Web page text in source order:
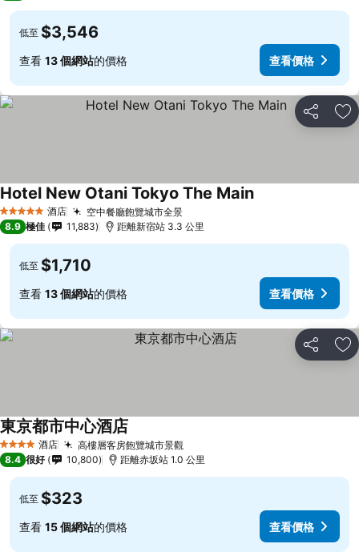
低至 $3,546
查看 13 個網站的價格 查看價格
分享 放
5 星級 酒店 空中餐廳飽覽城市全景查看價格
Hotel New Otani Tokyo The Main查看價格
8.9 極佳 11,883 距離新宿站 3.3 公里
低至 $1,710
查看 13 個網站的價格 查看價格
分享 放
4 星級 酒店 高樓層客房飽覽城市景觀查看價格
東京都市中心酒店
8.4 很好 10,800 距離赤坂站 1.0 公里
低至 $323
查看 15 個網站的價格 查看價格